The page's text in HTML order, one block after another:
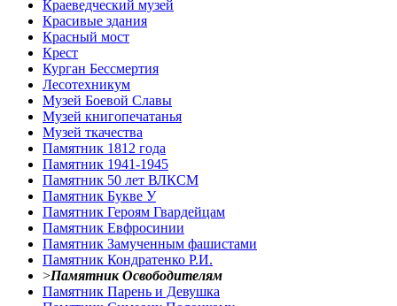
Краеведческий музей
Красивые здания
Красный мост
Крест
Курган Бессмертия
Лесотехникум
Музей Боевой Славы
Музей книгопечатанья
Музей ткачества
Памятник 1812 года
Памятник 1941-1945
Памятник 50 лет ВЛКСМ
Памятник Букве У
Памятник Героям Гвардейцам
Памятник Евфросинии
Памятник Замученным фашистами
Памятник Кондратенко Р.И.
>Памятник Освободителям
Памятник Парень и Девушка